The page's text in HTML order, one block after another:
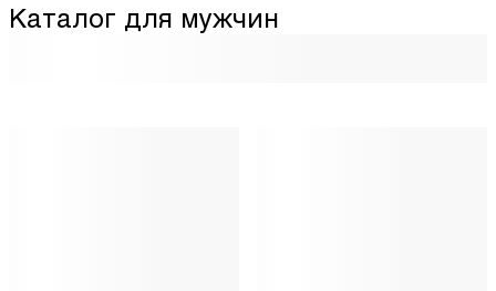
Каталог для мужчин